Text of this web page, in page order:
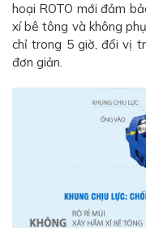
hoại ROTO mới đảm
xí bê tông và không
chỉ trong 5 giờ, đổi vị
đơn giản.